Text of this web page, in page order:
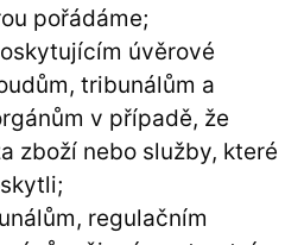
pořádáme;
úvěrové
tribunálům a
v případě, že
zboží nebo služby, které
regulačním